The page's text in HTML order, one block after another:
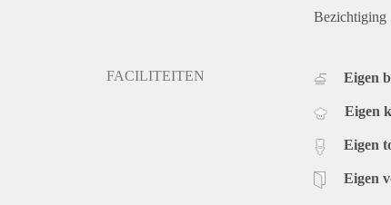
Bezichtiging
FACILITEITEN Eigen
Eigen
Eigen
Eigen